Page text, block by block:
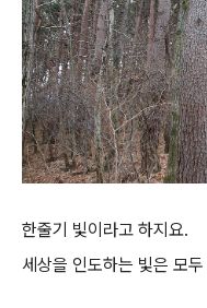
한줄기 빛이라고 하지요.
세상을 인도하는 빛은 모